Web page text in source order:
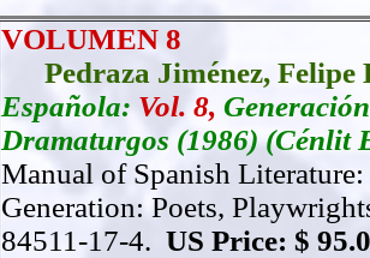
VOLUMEN 8
Pedraza Jiménez, Felipe
Española: Vol. 8,
Dramaturgos (1986) (Cénlit
Manual of Spanish
Generation: Poets,
84511-17-4. US Price: $